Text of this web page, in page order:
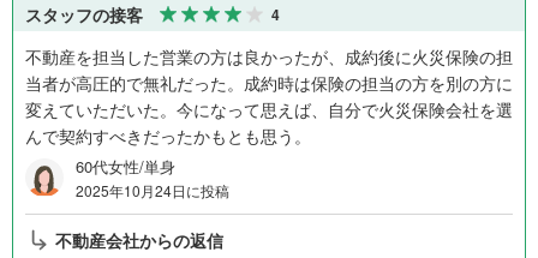
スタッフの接客 4
不動産を担当した営業の方は良かったが、成約後に火災保険の担
当者が高圧的で無礼だった。成約時は保険の担当の方を別の方に
変えていただいた。今になって思えば、自分で火災保険会社を選
んで契約すべきだったかもとも思う。
60代女性/単身
2025年10月24日に投稿
不動産会社からの返信